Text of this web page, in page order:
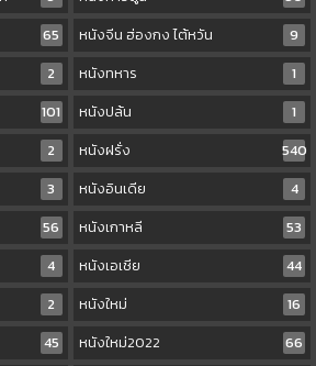
65 หนังจีน ฮ่องกง ไต้หวัน
9
2 หนังทหาร
1
101 หนังปล้น
1
2 หนังฝรั่ง
540
3 หนังอินเดีย
4
56 หนังเกาหลี
53
4 หนังเอเชีย
44
2 หนังใหม่
16
45 หนังใหม่2022
66